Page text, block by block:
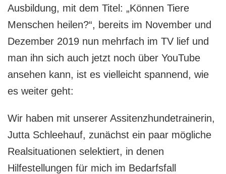
Ausbildung, mit dem Titel: „Können Tiere
Menschen heilen?“, bereits im November und
Dezember 2019 nun mehrfach im TV lief und
man ihn sich auch jetzt noch über YouTube
ansehen kann, ist es vielleicht spannend, wie
es weiter geht:
Wir haben mit unserer Assitenzhundetrainerin,
Jutta Schleehauf, zunächst ein paar mögliche
Realsituationen selektiert, in denen
Hilfestellungen für mich im Bedarfsfall